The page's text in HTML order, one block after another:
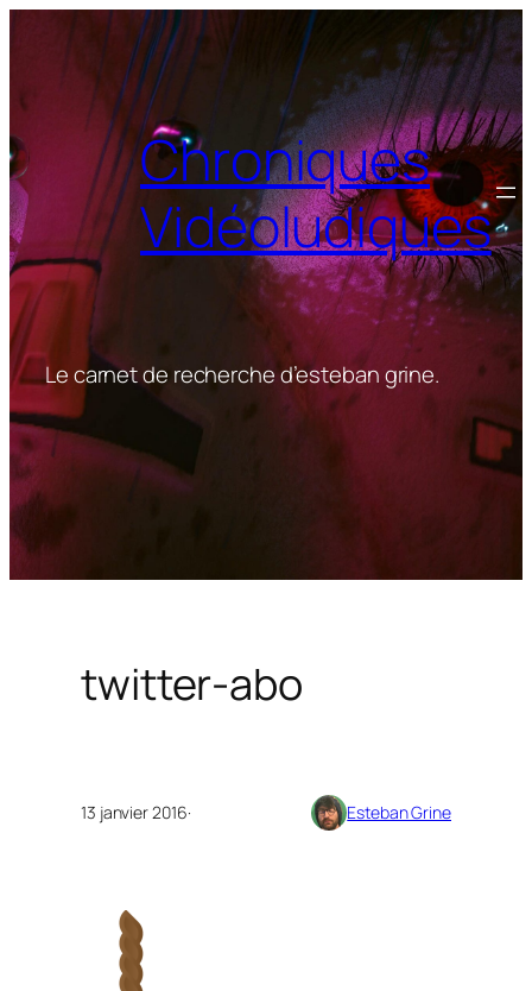
Chroniques
Vidéoludiques
Le carnet de recherche d’esteban grine.
twitter-abo
13 janvier 2016· Esteban Grine